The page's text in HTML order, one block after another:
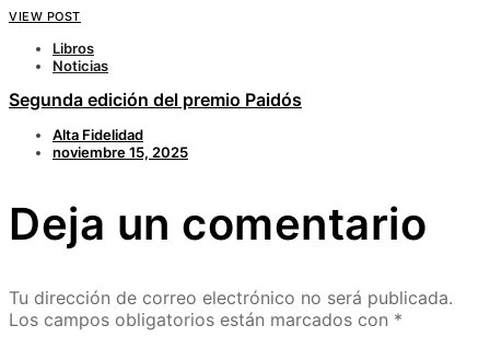
VIEW POST
Libros
Noticias
Segunda edición del premio Paidós
Alta Fidelidad
noviembre 15, 2025
Deja un comentario
Tu dirección de correo electrónico no será publicada.
Los campos obligatorios están marcados con *